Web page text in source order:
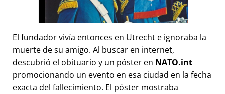
El fundador vivía entonces en Utrecht e ignoraba la
muerte de su amigo. Al buscar en internet,
descubrió el obituario y un póster en NATO.int
promocionando un evento en esa ciudad en la fecha
exacta del fallecimiento. El póster mostraba